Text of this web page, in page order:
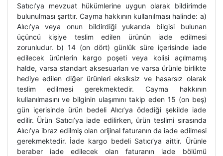
Satıcı’ya mevzuat hükümlerine uygun olarak bildirimde
bulunulması şarttır. Cayma hakkının kullanılması halinde: a)
Alıcı’ya veya onun bildirdiği yukarıda bilgisi bulunan
üçüncü kişiye teslim edilen ürünün iade edilmesi
zorunludur. b) 14 (on dört) günlük süre içerisinde iade
edilecek ürünlerin kargo poşeti veya kolisi açılmamış
halde, varsa standart aksesuarları ve varsa ürünle birlikte
hediye edilen diğer ürünleri eksiksiz ve hasarsız olarak
teslim edilmesi gerekmektedir. Cayma hakkının
kullanılmasını ve bilginin ulaşımını takip eden 15 (on beş)
gün içerisinde ürün bedeli Alıcı’ya ödediği şekilde iade
edilir. Ürün Satıcı’ya iade edilirken, ürün teslimi sırasında
Alıcı’ya ibraz edilmiş olan orijinal faturanın da iade edilmesi
gerekmektedir. İade kargo bedeli Satıcı’ya aittir. Ürünle
beraber iade edilecek olan faturanın iade bölümü